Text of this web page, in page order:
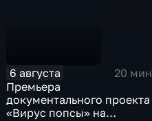
6 августа
20 мин
Премьера
документального проекта
«Вирус попсы» на